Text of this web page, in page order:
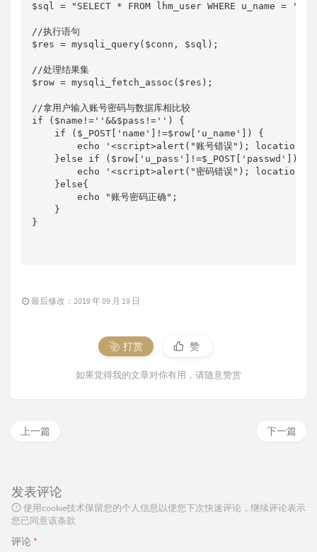
$sql = "SELECT * FROM lhm_user WHERE u_name =
//执行语句
$res = mysqli_query($conn, $sql);
//处理结果集
$row = mysqli_fetch_assoc($res);
//拿用户输入账号密码与数据库相比较
if ($name!=''&&$pass!='') {
    if ($_POST['name']!=$row['u_name']) {
echo '<script>alert("账号错误");
    }else if ($row['u_pass']!=$_POST['passwd']) {
echo '<script>alert("密码错误");
    }else{
        echo "账号密码正确";
    }
}
最后修改：2019 年 09 月 19 日
打赏 赞
如果觉得我的文章对你有用，请随意赞赏
下一篇
上一篇
发表评论
使用cookie技术保留您的个人信息以便您下次快速评论，继续评论表示
您已同意该条款
评论 *